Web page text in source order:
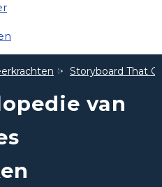
Storyboard That
van